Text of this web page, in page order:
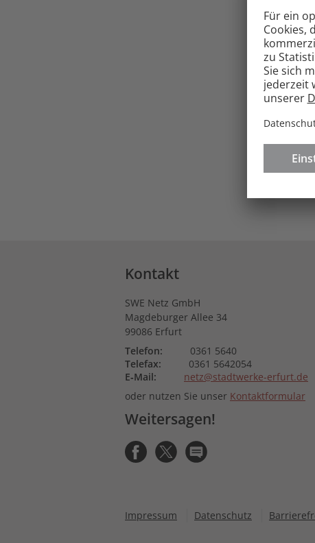
Kontakt
SWE Netz GmbH
Magdeburger Allee 34
99086 Erfurt
Telefon:
0361 5640
Telefax:
0361 5642054
E‑Mail:
netz@stadtwerke-erfurt.de
oder nutzen Sie unser Kontaktformular
Weitersagen!
Impressum Datenschutz